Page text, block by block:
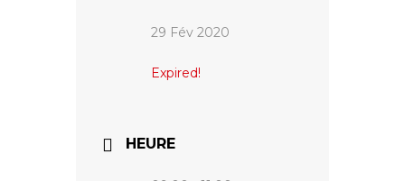
29 Fév 2020
Expired!
HEURE